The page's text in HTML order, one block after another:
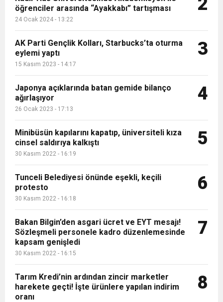
protesto
16:15 Bakan Bilgin’den asgari ücret ve EYT mesajı!
Sözleşmeli personele kadro düzenlemesinde
13:00 Tarım Kredi’nin ardından zincir marketler
oranı
12:54 Gaziantep’te zincirleme kaza! 16 kişi hayatını
kaybetti
19:42 Instagram’da erkeklere tuzak!
öğrenciler arasında “Ayakkabı” tartışması
24 Ocak 2024 - 13:22
AK Parti Gençlik Kolları, Starbucks’ta oturma
eylemi yaptı
15 Kasım 2023 - 14:17
3
Japonya açıklarında batan gemide bilanço
ağırlaşıyor
26 Ocak 2023 - 17:13
4
Minibüsün kapılarını kapatıp, üniversiteli kıza
cinsel saldırıya kalkıştı
30 Kasım 2022 - 16:19
5
Tunceli Belediyesi önünde eşekli, keçili
protesto
30 Kasım 2022 - 16:18
6
Bakan Bilgin’den asgari ücret ve EYT mesajı!
Sözleşmeli personele kadro düzenlemesinde
kapsam genişledi
30 Kasım 2022 - 16:15
7
Tarım Kredi’nin ardından zincir marketler
harekete geçti! İşte ürünlere yapılan indirim
oranı
8